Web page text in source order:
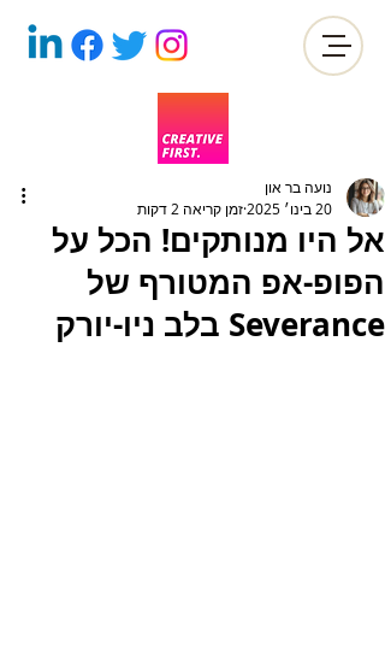
אל היו מנותקים! הכל על
הפופ-אפ המטורף של
Severance בלב ניו-יורק
נועה בר און
20 בינו׳ 2025
זמן קריאה 2 דקות